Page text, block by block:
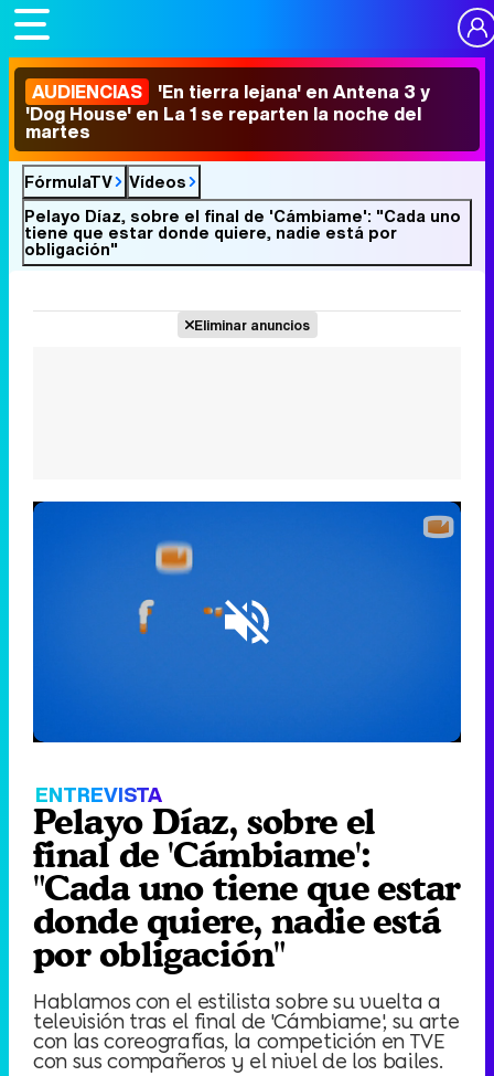
AUDIENCIAS 'En tierra lejana' en Antena 3 y
'Dog House' en La 1 se reparten la noche del
martes
FórmulaTV
Vídeos
Pelayo Díaz, sobre el final de 'Cámbiame': "Cada uno
tiene que estar donde quiere, nadie está por
obligación"
Eliminar anuncios
ENTREVISTA
Pelayo Díaz, sobre el
final de 'Cámbiame':
"Cada uno tiene que estar
donde quiere, nadie está
por obligación"
Hablamos con el estilista sobre su vuelta a
televisión tras el final de 'Cámbiame', su arte
con las coreografías, la competición en TVE
con sus compañeros y el nivel de los bailes.